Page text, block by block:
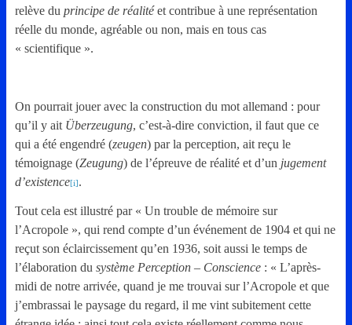
relève du principe de réalitéet contribue à une représentation
réelle du monde, agréable ou non, mais en tous cas
« scientifique ».
On pourrait jouer avec la construction du mot allemand : pour
qu’il y ait Überzeugung, c’est-à-dire conviction, il faut que ce
qui a été engendré (zeugen) par la perception, ait reçu le
témoignage (Zeugung) de l’épreuve de réalité et d’un jugement
d’existence[i] .
Tout cela est illustré par « Un trouble de mémoire sur
l’Acropole », qui rend compte d’un événement de 1904 et qui ne
reçut son éclaircissement qu’en 1936, soit aussi le temps de
l’élaboration du système Perception – Conscience: « L’après-
midi de notre arrivée, quand je me trouvai sur l’Acropole et que
j’embrassai le paysage du regard, il me vint subitement cette